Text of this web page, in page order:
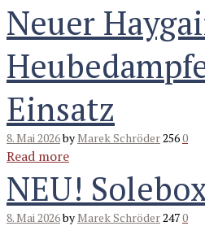
Neuer
Einsatz
8. Mai 2026byMarek Schröder2560
Read more
NEU!
8. Mai 2026byMarek Schröder2470